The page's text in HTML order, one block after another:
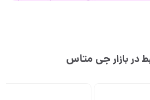
بازارجی متاس